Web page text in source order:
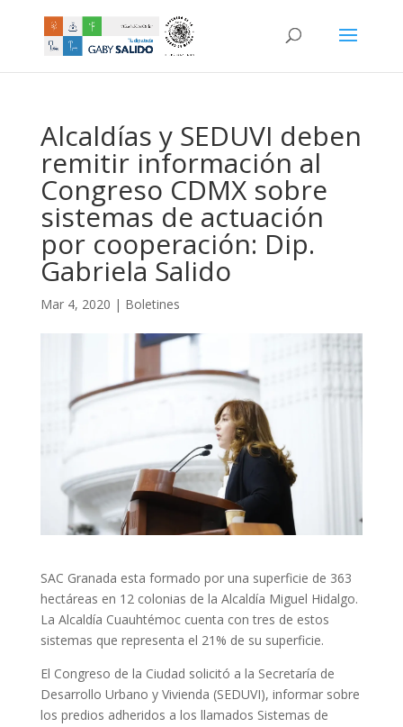
Alcaldías y SEDUVI deben
remitir información al
Congreso CDMX sobre
sistemas de actuación
por cooperación: Dip.
Gabriela Salido
Mar 4, 2020 | Boletines
SAC Granada esta formado por una superficie de 363
hectáreas en 12 colonias de la Alcaldía Miguel Hidalgo.
La Alcaldía Cuauhtémoc cuenta con tres de estos
sistemas que representa el 21% de su superficie.
El Congreso de la Ciudad solicitó a la Secretaría de
Desarrollo Urbano y Vivienda (SEDUVI), informar sobre
los predios adheridos a los llamados Sistemas de